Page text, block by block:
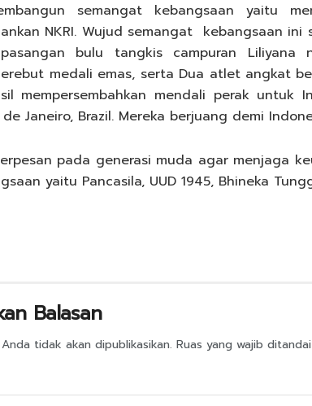
semangat kebangsaan yaitu
NKRI. Wujud semangat kebangsaan
bulu tangkis campuran
medali emas, serta Dua atlet angkat
mempersembahkan mendali perak untuk
Janeiro, Brazil. Mereka berjuang demi
pada generasi muda agar menjaga
yaitu Pancasila, UUD 1945, Bhineka
Balasan
tidak akan dipublikasikan. Ruas yang wajib ditandai